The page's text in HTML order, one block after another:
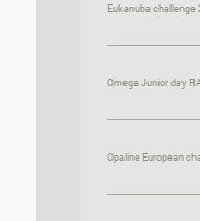
Eukanuba challenge
Omega Junior day
Opaline European